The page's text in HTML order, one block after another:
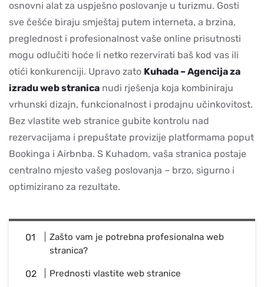
osnovni alat za uspješno poslovanje u turizmu. Gosti
sve češće biraju smještaj putem interneta, a brzina,
preglednost i profesionalnost vaše online prisutnosti
mogu odlučiti hoće li netko rezervirati baš kod vas ili
otići konkurenciji. Upravo zato Kuhada – Agencija za
izradu web stranica nudi rješenja koja kombiniraju
vrhunski dizajn, funkcionalnost i prodajnu učinkovitost.
Bez vlastite web stranice gubite kontrolu nad
rezervacijama i prepuštate provizije platformama poput
Bookinga i Airbnba. S Kuhadom, vaša stranica postaje
centralno mjesto vašeg poslovanja – brzo, sigurno i
optimizirano za rezultate.
Zašto vam je potrebna profesionalna web
stranica?
Prednosti vlastite web stranice